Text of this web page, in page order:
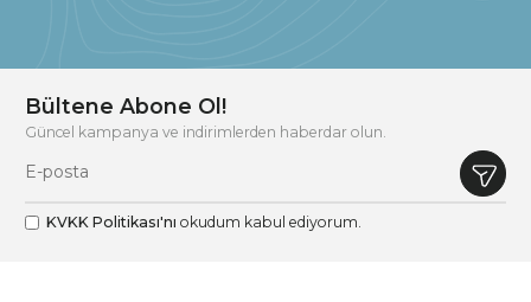
Bültene Abone Ol!
Güncel kampanya ve indirimlerden haberdar olun.
KVKK Politikası'nı okudum kabul ediyorum.